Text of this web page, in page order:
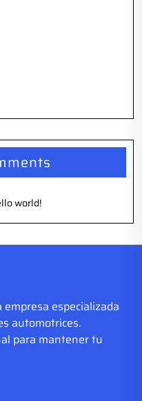
world!
empresa especializada
automotrices.
para mantener tu